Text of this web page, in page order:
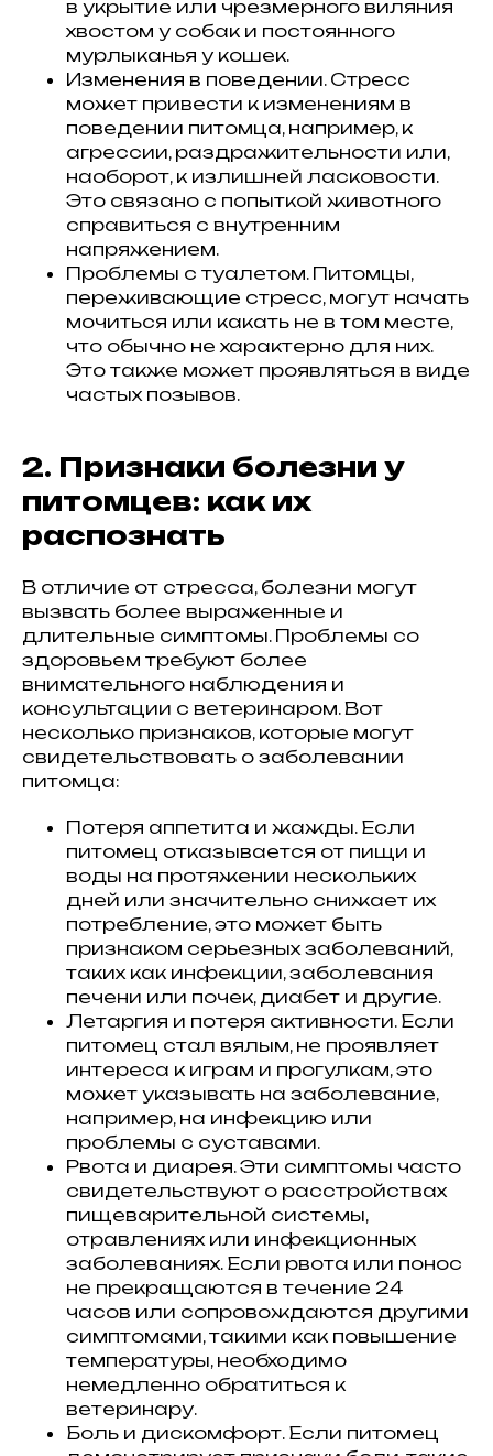
в укрытие или чрезмерного виляния
хвостом у собак и постоянного
мурлыканья у кошек.
Изменения в поведении. Стресс
может привести к изменениям в
поведении питомца, например, к
агрессии, раздражительности или,
наоборот, к излишней ласковости.
Это связано с попыткой животного
справиться с внутренним
напряжением.
Проблемы с туалетом. Питомцы,
переживающие стресс, могут начать
мочиться или какать не в том месте,
что обычно не характерно для них.
Это также может проявляться в виде
частых позывов.
2. Признаки болезни у
питомцев: как их
распознать
В отличие от стресса, болезни могут
вызвать более выраженные и
длительные симптомы. Проблемы со
здоровьем требуют более
внимательного наблюдения и
консультации с ветеринаром. Вот
несколько признаков, которые могут
свидетельствовать о заболевании
питомца:
Потеря аппетита и жажды. Если
питомец отказывается от пищи и
воды на протяжении нескольких
дней или значительно снижает их
потребление, это может быть
признаком серьезных заболеваний,
таких как инфекции, заболевания
печени или почек, диабет и другие.
Летаргия и потеря активности. Если
питомец стал вялым, не проявляет
интереса к играм и прогулкам, это
может указывать на заболевание,
например, на инфекцию или
проблемы с суставами.
Рвота и диарея. Эти симптомы часто
свидетельствуют о расстройствах
пищеварительной системы,
отравлениях или инфекционных
заболеваниях. Если рвота или понос
не прекращаются в течение 24
часов или сопровождаются другими
симптомами, такими как повышение
температуры, необходимо
немедленно обратиться к
ветеринару.
Боль и дискомфорт. Если питомец